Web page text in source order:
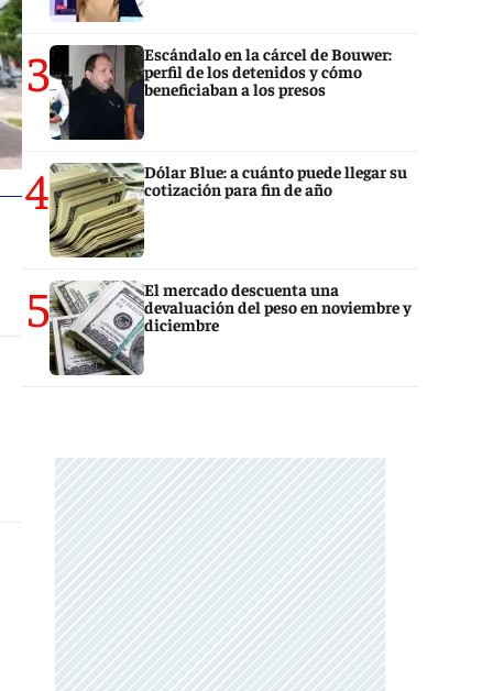
3
Escándalo en la cárcel de Bouwer:
perfil de los detenidos y cómo
beneficiaban a los presos
4
Dólar Blue: a cuánto puede llegar su
cotización para fin de año
5
El mercado descuenta una
devaluación del peso en noviembre y
diciembre